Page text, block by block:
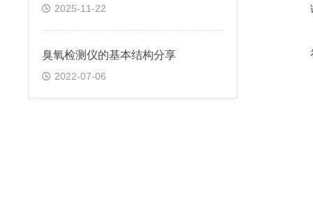
2025-11-22
臭氧检测仪的基本结构分享
2022-07-06